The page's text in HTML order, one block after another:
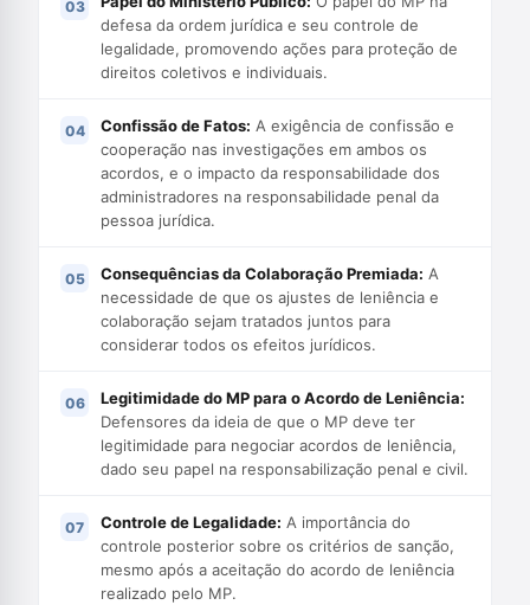
defesa da ordem jurídica e seu controle de
legalidade, promovendo ações para proteção de
direitos coletivos e individuais.
Confissão de Fatos: A exigência de confissão e
cooperação nas investigações em ambos os
acordos, e o impacto da responsabilidade dos
administradores na responsabilidade penal da
pessoa jurídica.
Consequências da Colaboração Premiada: A
necessidade de que os ajustes de leniência e
colaboração sejam tratados juntos para
considerar todos os efeitos jurídicos.
Legitimidade do MP para o Acordo de Leniência:
Defensores da ideia de que o MP deve ter
legitimidade para negociar acordos de leniência,
dado seu papel na responsabilização penal e civil.
Controle de Legalidade: A importância do
controle posterior sobre os critérios de sanção,
mesmo após a aceitação do acordo de leniência
realizado pelo MP.